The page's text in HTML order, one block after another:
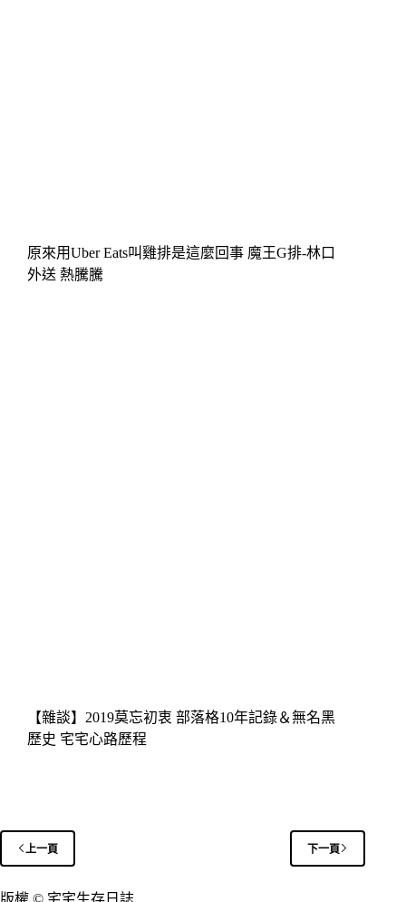
原來用Uber Eats叫雞排是這麼回事 魔王G排-林口
外送 熱騰騰
【雜談】2019莫忘初衷 部落格10年記錄＆無名黑
歷史 宅宅心路歷程
上一頁 下一頁
版權 © 宅宅生存日誌